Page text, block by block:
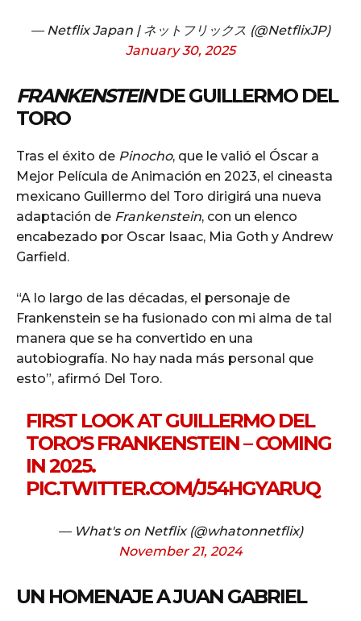
— Netflix Japan | ネットフリックス (@NetflixJP)
January 30, 2025
FRANKENSTEINDE GUILLERMO DEL
TORO
Tras el éxito de Pinocho, que le valió el Óscar a
Mejor Película de Animación en 2023, el cineasta
mexicano Guillermo del Toro dirigirá una nueva
adaptación de Frankenstein, con un elenco
encabezado por Oscar Isaac, Mia Goth y Andrew
Garfield.
“A lo largo de las décadas, el personaje de
Frankenstein se ha fusionado con mi alma de tal
manera que se ha convertido en una
autobiografía. No hay nada más personal que
esto”, afirmó Del Toro.
FIRST LOOK AT GUILLERMO DEL
TORO'S FRANKENSTEIN – COMING
IN 2025.
PIC.TWITTER.COM/J54HGYARUQ
— What's on Netflix (@whatonnetflix)
November 21, 2024
UN HOMENAJE A JUAN GABRIEL